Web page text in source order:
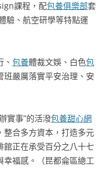
課程，配包養俱樂部套
驗、航空研學等特點運
包養體裁文娛、白色包
嚴厲落實平安治理、安
實事”的活潑包養甜心網
整合多方資本，打造多元
正在承受百分之八十七
福感。
（昆都侖區‌總工